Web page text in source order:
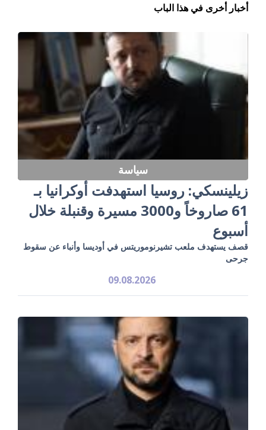
أخبار أخرى في هذا الباب
سياسة
زيلينسكي: روسيا استهدفت أوكرانيا بـ
61 صاروخاً و3000 مسيرة وقنبلة خلال
أسبوع
قصف يستهدف ملعب تشيرنوموريتس في أوديسا وأنباء عن سقوط
جرحى
09.08.2026